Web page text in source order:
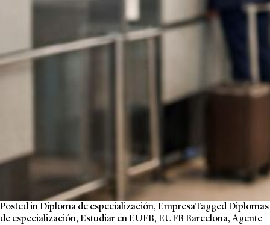
Posted inDiploma de especialización, EmpresaTaggedDiplomas
de especialización, Estudiar en EUFB, EUFB Barcelona, Agente